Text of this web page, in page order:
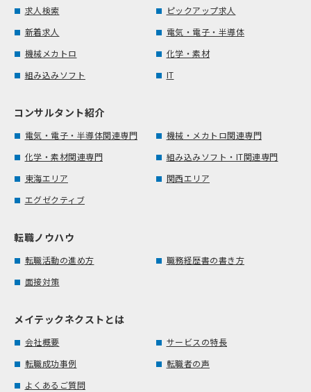
求人検索
ピックアップ求人
新着求人
電気・電子・半導体
機械メカトロ
化学・素材
組み込みソフト
IT
コンサルタント紹介
電気・電子・半導体関連専門
機械・メカトロ関連専門
化学・素材関連専門
組み込みソフト・IT関連専門
東海エリア
関西エリア
エグゼクティブ
転職ノウハウ
転職活動の進め方
職務経歴書の書き方
面接対策
メイテックネクストとは
会社概要
サービスの特長
転職成功事例
転職者の声
よくあるご質問